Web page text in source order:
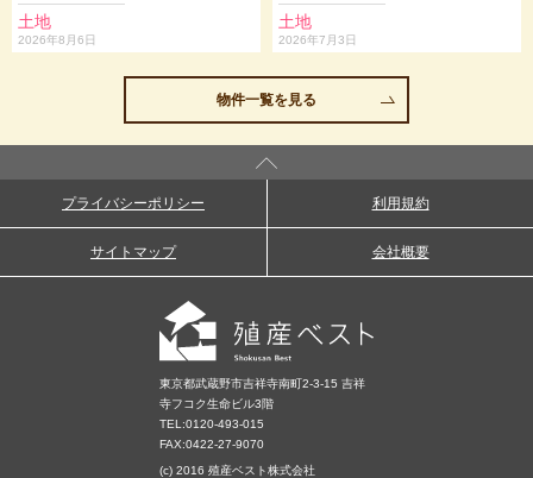
土地
2026年8月6日
土地
2026年7月3日
物件一覧を見る
プライバシーポリシー 利用規約
サイトマップ 会社概要
東京都武蔵野市吉祥寺南町2-3-15 吉祥
寺フコク生命ビル3階
TEL:0120-493-015
FAX:0422-27-9070
(c) 2016 殖産ベスト株式会社